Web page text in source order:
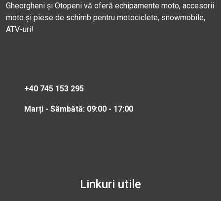
Gheorgheni și Otopeni vă oferă echipamente moto, accesorii
moto și piese de schimb pentru motociclete, snowmobile,
ATV-uri!
+40 745 153 295
Marți - Sâmbătă: 09:00 - 17:00
Linkuri utile